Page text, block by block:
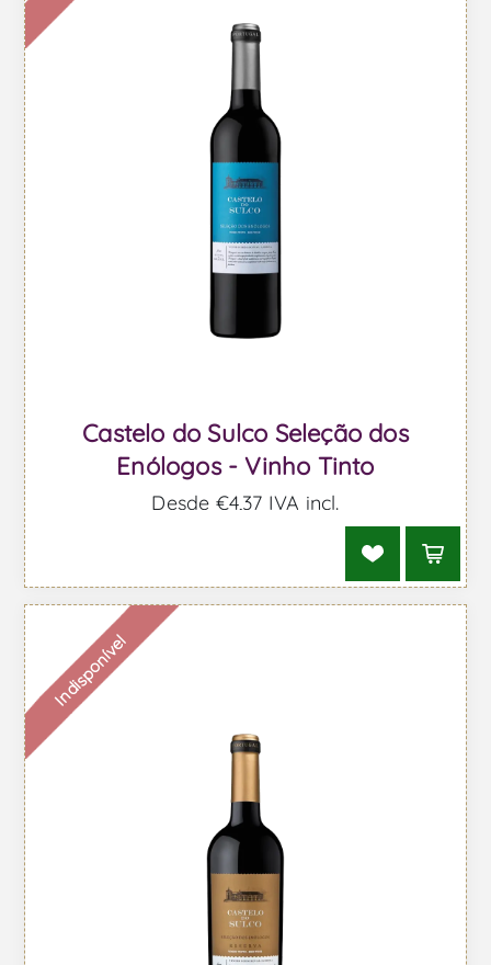
Castelo do Sulco Seleção dos
Enólogos - Vinho Tinto
Desde €4,37 IVA incl.
Indisponível